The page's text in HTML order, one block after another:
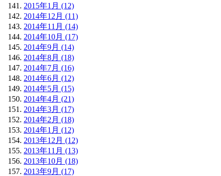
2015年1月 (12)
2014年12月 (11)
2014年11月 (14)
2014年10月 (17)
2014年9月 (14)
2014年8月 (18)
2014年7月 (16)
2014年6月 (12)
2014年5月 (15)
2014年4月 (21)
2014年3月 (17)
2014年2月 (18)
2014年1月 (12)
2013年12月 (12)
2013年11月 (13)
2013年10月 (18)
2013年9月 (17)